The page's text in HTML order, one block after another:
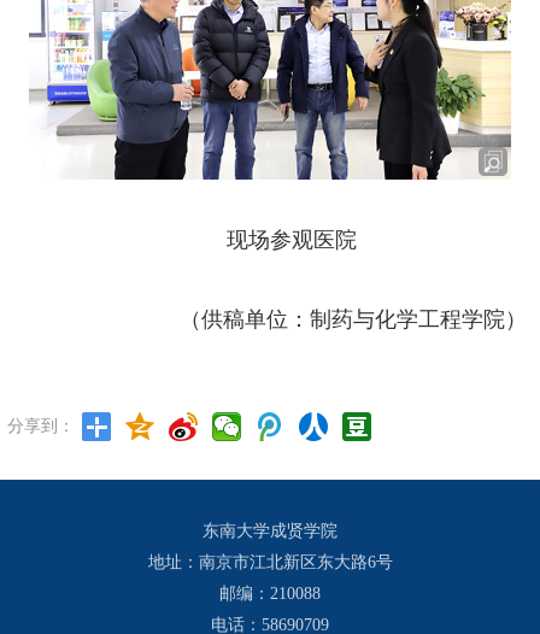
现场参观医院
（供稿单位：制药与化学工程学院）
分享到：
东南大学成贤学院
地址：南京市江北新区东大路6号
邮编：210088
电话：58690709